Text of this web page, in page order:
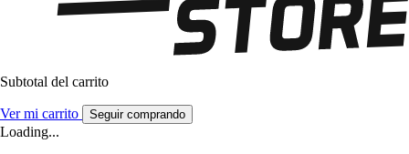
Subtotal del carrito
Ver mi carrito Seguir comprando
Loading...